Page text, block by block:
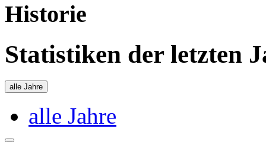
Historie
Statistiken der letzten
alle Jahre
alle Jahre